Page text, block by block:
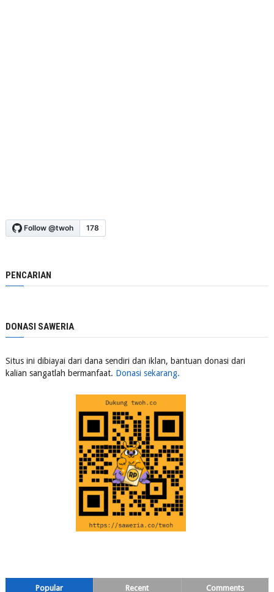
PENCARIAN
DONASI SAWERIA
Situs ini dibiayai dari dana sendiri dan iklan, bantuan donasi dari
kalian sangatlah bermanfaat. Donasi sekarang.
Popular Recent Comments